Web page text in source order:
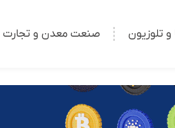
و تلوزیون صنعت معدن و تجارت